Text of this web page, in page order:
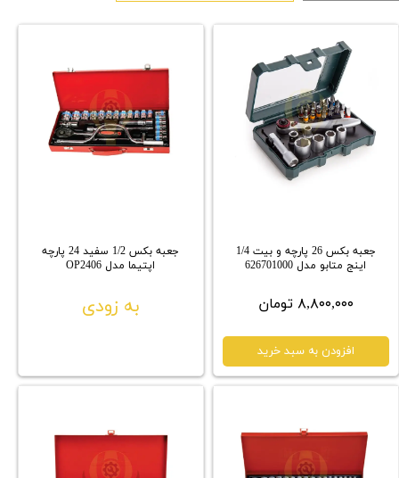
جعبه بکس 26 پارچه و بیت 1/4
اینج متابو مدل 626701000
۸,۸۰۰,۰۰۰ تومان
افزودن به سبد خرید
جعبه بکس 1/2 سفید 24 پارچه
اپتیما مدل OP2406
به زودی